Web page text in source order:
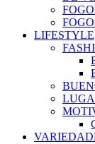
LIFESTYLE